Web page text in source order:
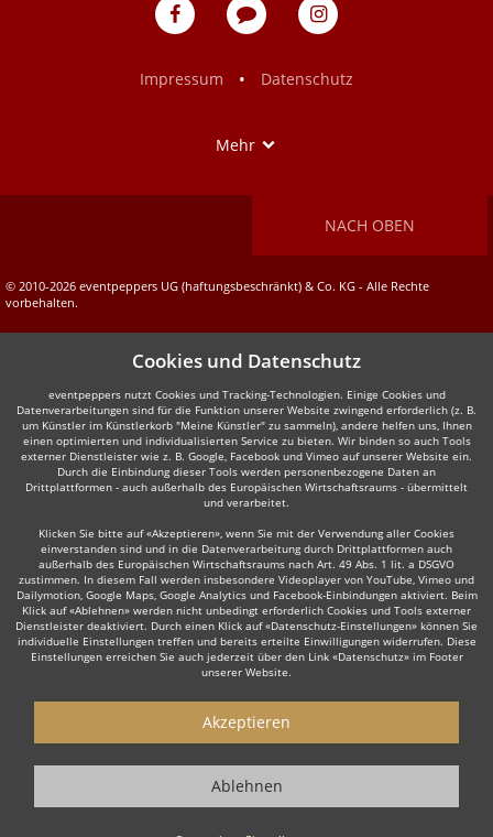
eventpeppers
Blog
eventpeppers
Impressum
• Datenschutz
Mehr
NACH OBEN
© 2010-2026 eventpeppers UG (haftungsbeschränkt) & Co. KG - Alle Rechte
vorbehalten.
Cookies und Datenschutz
eventpeppers nutzt Cookies und Tracking-Technologien. Einige Cookies und
Datenverarbeitungen sind für die Funktion unserer Website zwingend erforderlich (z. B.
um Künstler im Künstlerkorb "Meine Künstler" zu sammeln), andere helfen uns, Ihnen
einen optimierten und individualisierten Service zu bieten. Wir binden so auch Tools
externer Dienstleister wie z. B. Google, Facebook und Vimeo auf unserer Website ein.
Durch die Einbindung dieser Tools werden personenbezogene Daten an
Drittplattformen - auch außerhalb des Europäischen Wirtschaftsraums - übermittelt
und verarbeitet.
Klicken Sie bitte auf «Akzeptieren», wenn Sie mit der Verwendung aller Cookies
einverstanden sind und in die Datenverarbeitung durch Drittplattformen auch
außerhalb des Europäischen Wirtschaftsraums nach Art. 49 Abs. 1 lit. a DSGVO
zustimmen. In diesem Fall werden insbesondere Videoplayer von YouTube, Vimeo und
Dailymotion, Google Maps, Google Analytics und Facebook-Einbindungen aktiviert. Beim
Klick auf «Ablehnen» werden nicht unbedingt erforderlich Cookies und Tools externer
Dienstleister deaktiviert. Durch einen Klick auf «Datenschutz-Einstellungen» können Sie
individuelle Einstellungen treffen und bereits erteilte Einwilligungen widerrufen. Diese
Einstellungen erreichen Sie auch jederzeit über den Link «Datenschutz» im Footer
unserer Website.
Akzeptieren
Ablehnen